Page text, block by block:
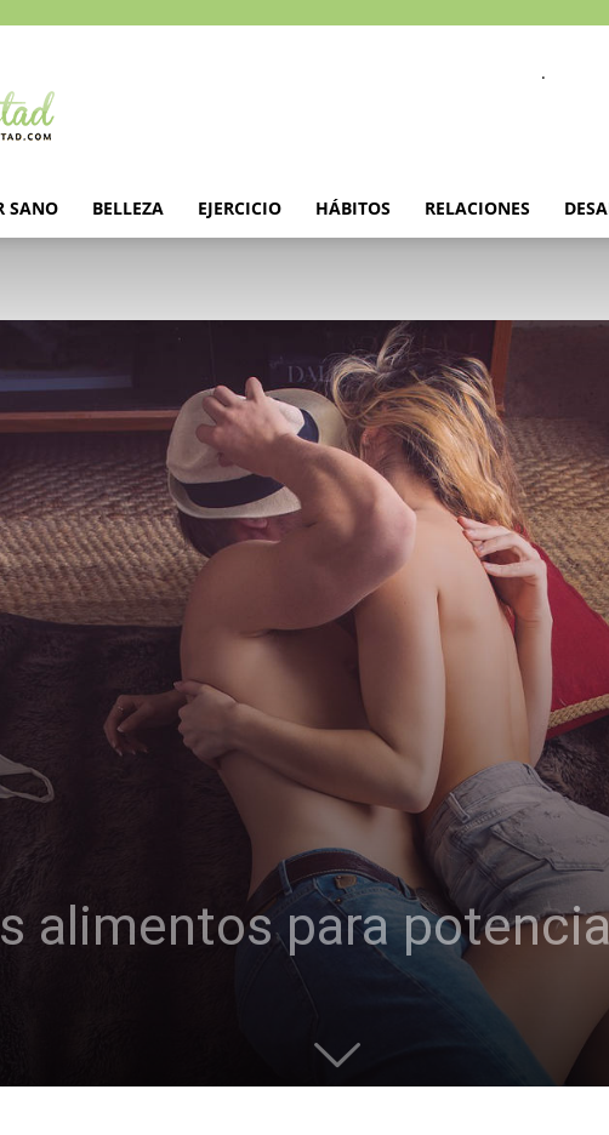
.
SANO BELLEZA EJERCICIO HÁBITOS RELACIONES
alimentos para